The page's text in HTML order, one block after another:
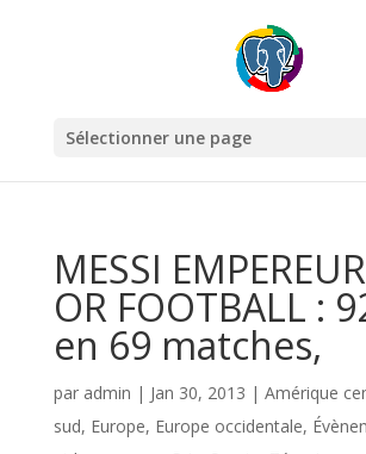
Sélectionner une page
MESSI
OR FOOTBALL :
en 69 matches,
par admin | Jan 30, 2013 | Amérique
sud, Europe, Europe occidentale,